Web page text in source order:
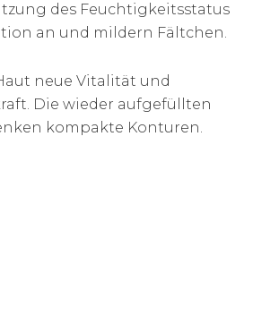
des Feuchtigkeitsstatus
an und mildern Fältchen.
neue Vitalität und
Die wieder aufgefüllten
kompakte Konturen.